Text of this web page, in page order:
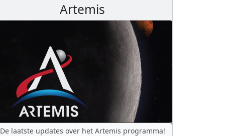
Artemis
De laatste updates over het Artemis programma!